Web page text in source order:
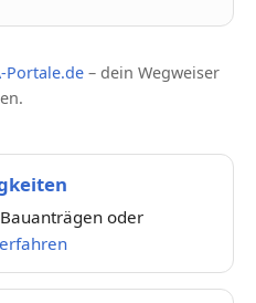
Portale.de – dein Wegweiser
oder